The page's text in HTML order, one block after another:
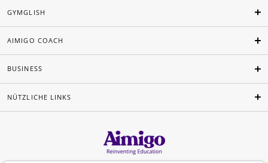
GYMGLISH
AIMIGO COACH
BUSINESS
NÜTZLICHE LINKS